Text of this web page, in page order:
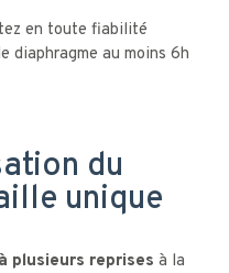
en toute fiabilité
diaphragme au moins 6h
du
unique
plusieurs reprises à la